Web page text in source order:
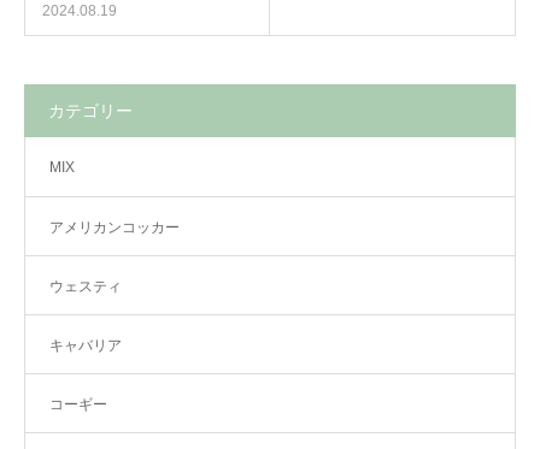
2024.08.19
カテゴリー
MIX
アメリカンコッカー
ウェスティ
キャバリア
コーギー